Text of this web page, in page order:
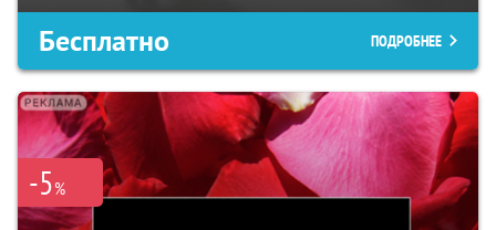
Бесплатно ПОДРОБНЕЕ
-5%